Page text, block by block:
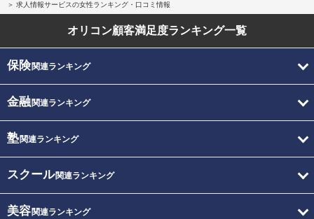
求人情報サービスの女性ランキング・口コミ情報
オリコン顧客満足度ランキング一覧
保険関連ランキング
金融関連ランキング
塾関連ランキング
スクール関連ランキング
美容関連ランキング